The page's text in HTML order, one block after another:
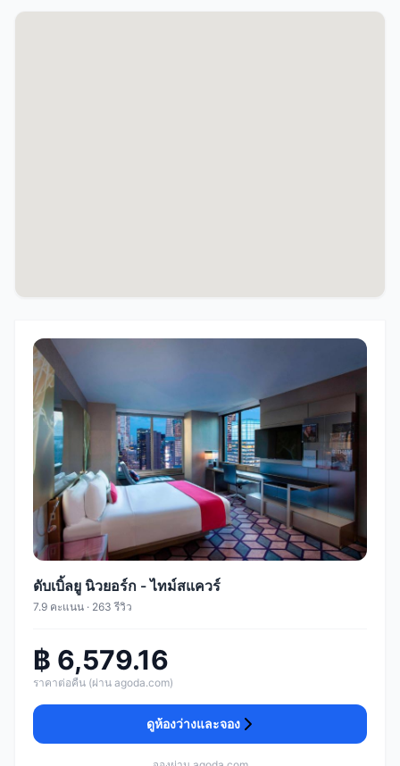
ดับเบิ้ลยู นิวยอร์ก - ไทม์สแควร์
7.9 คะแนน · 263 รีวิว
฿ 6,579.16
ราคาต่อคืน (ผ่าน agoda.com)
ดูห้องว่างและจอง